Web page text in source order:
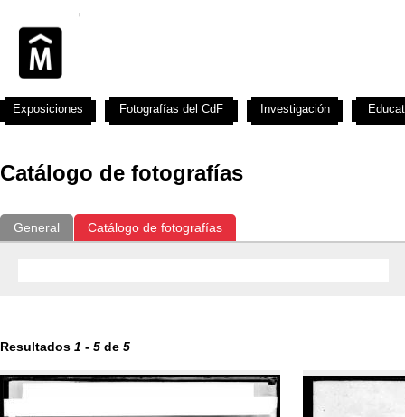
Catálogo de fotografías
General Catálogo de fotografías
Resultados 1 - 5 de 5
Exposiciones Fotografías del CdF Investigación